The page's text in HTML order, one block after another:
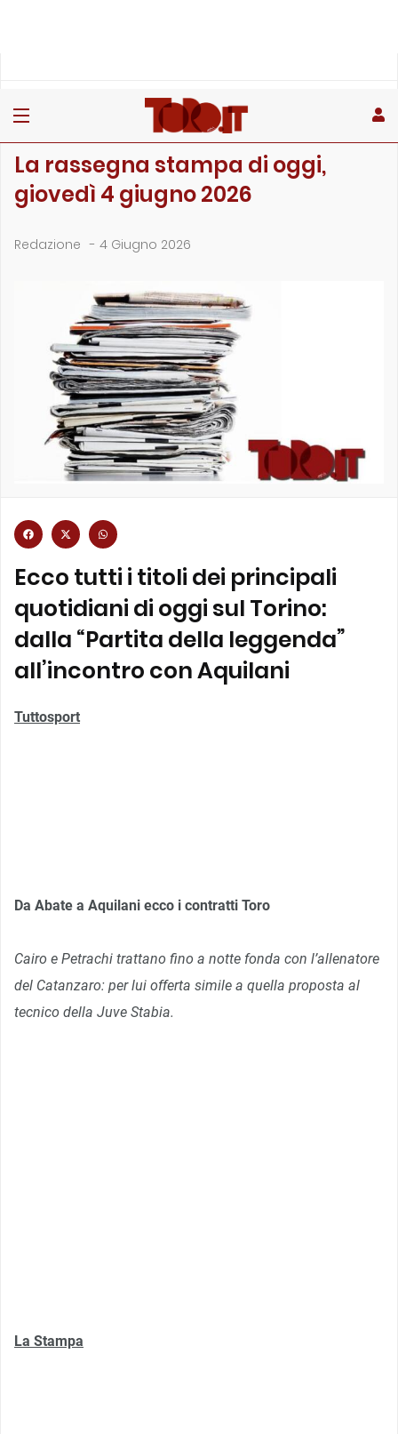
»
La rassegna stampa di oggi,
giovedì 4 giugno 2026
Redazione - 4 Giugno 2026
Ecco tutti i titoli dei principali
quotidiani di oggi sul Torino:
dalla “Partita della leggenda”
all’incontro con Aquilani
Tuttosport
Da Abate a Aquilani ecco i contratti Toro
Cairo e Petrachi trattano fino a notte fonda con l’allenatore
del Catanzaro: per lui offerta simile a quella proposta al
tecnico della Juve Stabia.
La Stampa